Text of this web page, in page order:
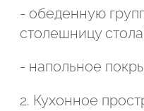
- обеденную
столешницу
- напольное
2. Кухонное